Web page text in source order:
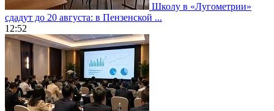
Школу в «Лугометрии»
сдадут до 20 августа: в Пензенской ...
12:52